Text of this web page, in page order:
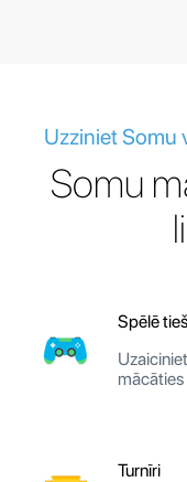
Uzziniet Somu
Somu
Spēlē
Turnīri